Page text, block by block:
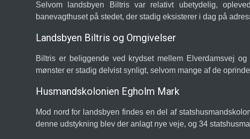
Selvom landsbyen Biltris var relativt ubetydelig,
banevagthuset på stedet, der stadig eksisterer i dag på
Landsbyen Biltris og Omgivelser
Biltris er beliggende ved krydset mellem Elverdamsvej
mønster er stadig delvist synligt, selvom mange af de
Husmandskolonien Egholm Mark
Mod nord for landsbyen findes en del af
denne udstykning blev der anlagt nye veje, og 34